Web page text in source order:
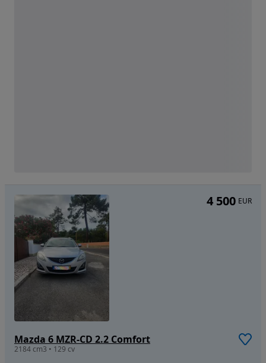
Mazda 6 MZR-CD 2.2 Comfort
2184 cm3 • 129 cv
4 500 EUR